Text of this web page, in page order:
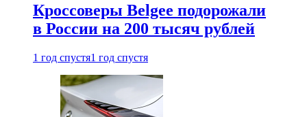
Кроссоверы Belgee подорожали
в России на 200 тысяч рублей
1 год спустя1 год спустя